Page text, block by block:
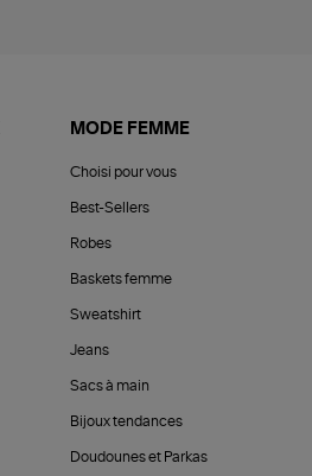
MODE FEMME
Choisi pour vous
Best-Sellers
Robes
Baskets femme
Sweatshirt
Jeans
Sacs à main
Bijoux tendances
Doudounes et Parkas